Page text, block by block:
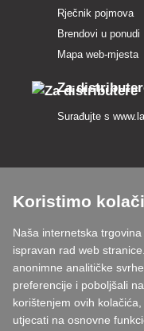
Rječnik pojmova
Brendovi u ponudi
Mapa web-mjesta
Za
Surađujte s
Uvijek ćemo vas
Reklamacije
85% robe na zalihi
Dostava u roku
Koristimo
Naša internetska
ispravan rad web
anonimne analitičke
preferencije i poboljšali
korištenjem ovih
utjecati na osnovne